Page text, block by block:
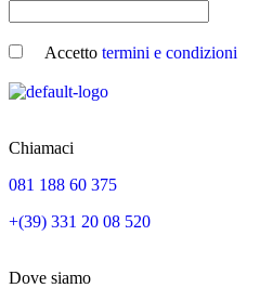
Accetto termini e condizioni
Chiamaci
081 188 60 375
+(39) 331 20 08 520
Dove siamo